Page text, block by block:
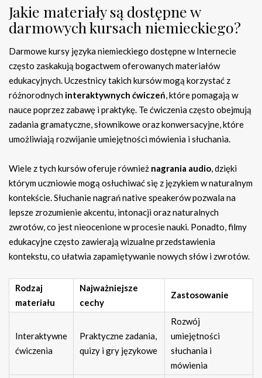
Jakie materiały są dostępne w
darmowych kursach niemieckiego?
Darmowe kursy języka niemieckiego dostępne w Internecie
często zaskakują bogactwem oferowanych materiałów
edukacyjnych. Uczestnicy takich kursów mogą korzystać z
różnorodnych interaktywnych ćwiczeń, które pomagają w
nauce poprzez zabawę i praktykę. Te ćwiczenia często obejmują
zadania gramatyczne, słownikowe oraz konwersacyjne, które
umożliwiają rozwijanie umiejętności mówienia i słuchania.
Wiele z tych kursów oferuje również nagrania audio, dzięki
którym uczniowie mogą osłuchiwać się z językiem w naturalnym
kontekście. Słuchanie nagrań native speakerów pozwala na
lepsze zrozumienie akcentu, intonacji oraz naturalnych
zwrotów, co jest nieocenione w procesie nauki. Ponadto, filmy
edukacyjne często zawierają wizualne przedstawienia
kontekstu, co ułatwia zapamiętywanie nowych słów i zwrotów.
Rodzaj
materiału
Najważniejsze
cechy
Zastosowanie
Interaktywne
ćwiczenia
Praktyczne zadania,
quizy i gry językowe
Rozwój
umiejętności
słuchania i
mówienia